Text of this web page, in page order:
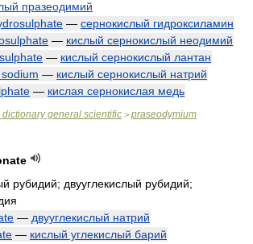
празеодимий
— сернокислый гидроксиламин
— кислый сернокислый неодимий
— кислый сернокислый лантан
— кислый сернокислый натрий
— кислая сернокислая медь
general scientific > praseodymium
рубидий; двууглекислый рубидий;
— двууглекислый натрий
— кислый углекислый барий